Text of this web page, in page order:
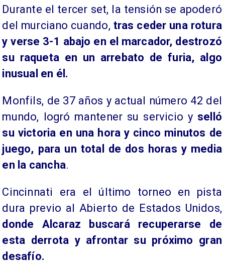
Durante el tercer set, la tensión se apoderó
del murciano cuando, tras ceder una rotura
y verse 3-1 abajo en el marcador, destrozó
su raqueta en un arrebato de furia, algo
inusual en él.
Monfils, de 37 años y actual número 42 del
mundo, logró mantener su servicio y selló
su victoria en una hora y cinco minutos de
juego, para un total de dos horas y media
en la cancha.
Cincinnati era el último torneo en pista
dura previo al Abierto de Estados Unidos,
donde Alcaraz buscará recuperarse de
esta derrota y afrontar su próximo gran
desafío.